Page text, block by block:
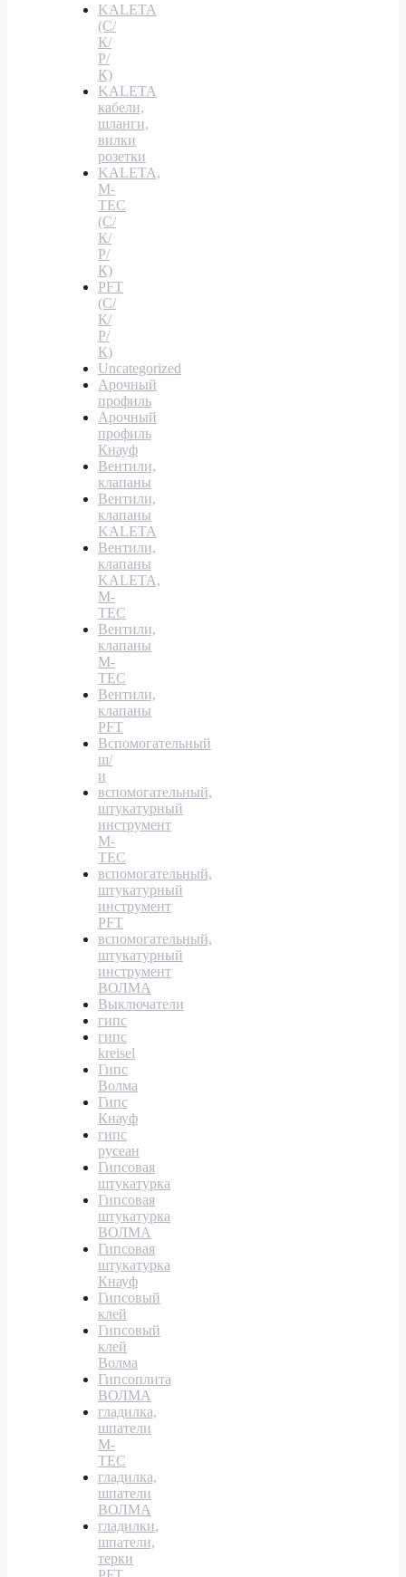
KALETA
(С/
К/
Р/
К)
KALETA
кабели,
шланги,
вилки
розетки
KALETA,
M-
TEC
(С/
К/
Р/
К)
PFT
(С/
К/
Р/
К)
Uncategorized
Арочный
профиль
Арочный
профиль
Кнауф
Вентили,
клапаны
Вентили,
клапаны
KALETA
Вентили,
клапаны
KALETA,
M-
TEC
Вентили,
клапаны
M-
TEC
Вентили,
клапаны
PFT
Вспомогательный
ш/
и
вспомогательный,
штукатурный
инструмент
M-
TEC
вспомогательный,
штукатурный
инструмент
PFT
вспомогательный,
штукатурный
инструмент
ВОЛМА
Выключатели
гипс
гипс
kreisel
Гипс
Волма
Гипс
Кнауф
гипс
русеан
Гипсовая
штукатурка
Гипсовая
штукатурка
ВОЛМА
Гипсовая
штукатурка
Кнауф
Гипсовый
клей
Гипсовый
клей
Волма
Гипсоплита
ВОЛМА
гладилка,
шпатели
M-
TEC
гладилка,
шпатели
ВОЛМА
гладилки,
шпатели,
терки